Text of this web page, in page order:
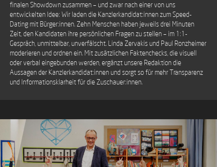
finalen Showdown zusammen – und zwar nach einer von uns
entwickelten Idee: Wir laden die Kanzlerkandidat:innen zum Speed-
Dating mit Bürger:innen. Zehn Menschen haben jeweils drei Minuten
Zeit, den Kandidaten ihre persönlichen Fragen zu stellen – im 1:1-
Gespräch, unmittelbar, unverfälscht. Linda Zervakis und Paul Ronzheimer
moderieren und ordnen ein. Mit zusätzlichen Faktenchecks, die visuell
oder verbal eingebunden werden, ergänzt unsere Redaktion die
Aussagen der Kanzlerkandidat:innen und sorgt so für mehr Transparenz
und Informationsklarheit für die Zuschauer:innen.